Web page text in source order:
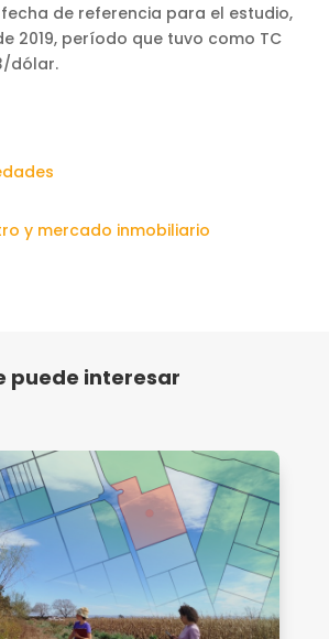
de referencia para el estudio,
2019, período que tuvo como TC
dólar.
y mercado inmobiliario
puede interesar